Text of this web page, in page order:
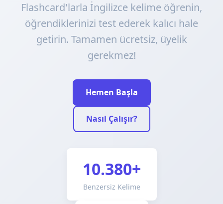
Flashcard'larla İngilizce kelime öğrenin,
öğrendiklerinizi test ederek kalıcı hale
getirin. Tamamen ücretsiz, üyelik
gerekmez!
Hemen Başla
Nasıl Çalışır?
10.380+
Benzersiz Kelime